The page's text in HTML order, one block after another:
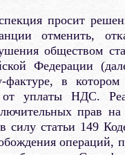
просит
отменить,
обществом
Федерации
фактуре, в
от уплаты НДС.
прав
статьи 149
операций,